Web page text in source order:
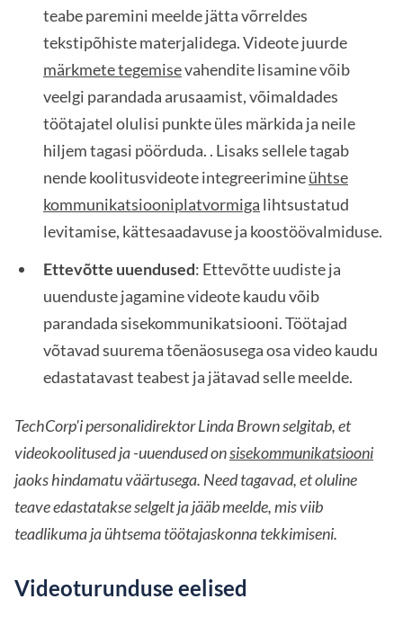
teabe paremini meelde jätta võrreldes
tekstipõhiste materjalidega. Videote juurde
märkmete tegemisevahendite lisamine võib
veelgi parandada arusaamist, võimaldades
töötajatel olulisi punkte üles märkida ja neile
hiljem tagasi pöörduda. . Lisaks sellele tagab
nende koolitusvideote integreerimineühtse
kommunikatsiooniplatvormiga lihtsustatud
levitamise, kättesaadavuse ja koostöövalmiduse.
Ettevõtte uuendused: Ettevõtte uudiste ja
uuenduste jagamine videote kaudu võib
parandada sisekommunikatsiooni. Töötajad
võtavad suurema tõenäosusega osa video kaudu
edastatavast teabest ja jätavad selle meelde.
TechCorp'i personalidirektor Linda Brown selgitab, et
videokoolitused ja -uuendused onsisekommunikatsiooni
jaoks hindamatu väärtusega. Need tagavad, et oluline
teave edastatakse selgelt ja jääb meelde, mis viib
teadlikuma ja ühtsema töötajaskonna tekkimiseni.
Videoturunduse eelised